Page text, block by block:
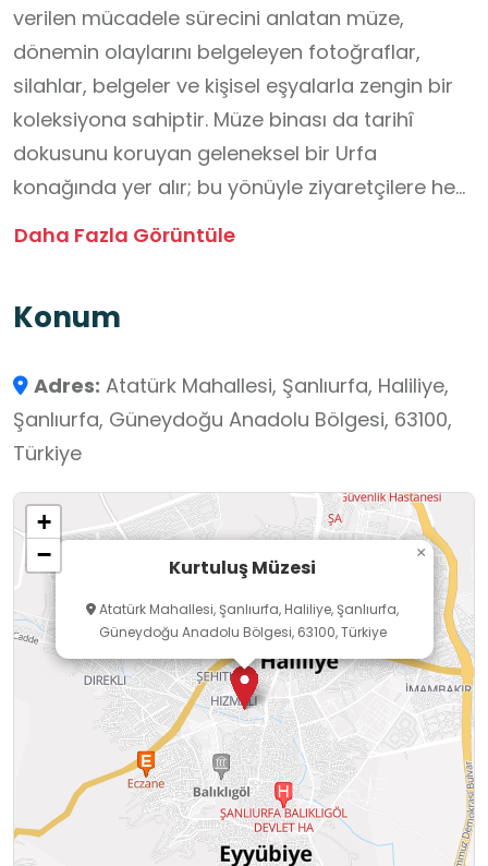
verilen mücadele sürecini anlatan müze,
dönemin olaylarını belgeleyen fotoğraflar,
silahlar, belgeler ve kişisel eşyalarla zengin bir
koleksiyona sahiptir. Müze binası da tarihî
dokusunu koruyan geleneksel bir Urfa
konağında yer alır; bu yönüyle ziyaretçilere hem
dönemin atmosferini hem de Şanlıurfa’nın
dayanışma ruhunu somut örneklerle anlatır.
yerinde gözlemleyebilecekleri, tarih bilincini ve
vatan sevgisini pekiştirebilecekleri değerli bir
okul dışı öğrenme ortamı niteliği taşır.
Daha Fazla Görüntüle
Konum
Adres: Atatürk Mahallesi, Şanlıurfa, Haliliye,
Şanlıurfa, Güneydoğu Anadolu Bölgesi, 63100,
Türkiye
Kurtuluş Müzesi
Atatürk Mahallesi, Şanlıurfa, Haliliye, Şanlıurfa,
Güneydoğu Anadolu Bölgesi, 63100, Türkiye
×
+
−